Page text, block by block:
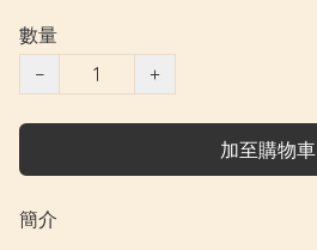
數量
−
+
加至購物車
簡介